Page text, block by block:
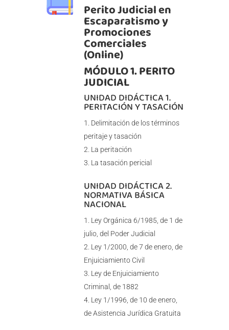
Perito Judicial en
Escaparatismo y
Promociones
Comerciales
(Online)
MÓDULO 1. PERITO
JUDICIAL
UNIDAD DIDÁCTICA 1.
PERITACIÓN Y TASACIÓN
Delimitación de los términos
peritaje y tasación
La peritación
La tasación pericial
UNIDAD DIDÁCTICA 2.
NORMATIVA BÁSICA
NACIONAL
Ley Orgánica 6/1985, de 1 de
julio, del Poder Judicial
Ley 1/2000, de 7 de enero, de
Enjuiciamiento Civil
Ley de Enjuiciamiento
Criminal, de 1882
Ley 1/1996, de 10 de enero,
de Asistencia Jurídica Gratuita